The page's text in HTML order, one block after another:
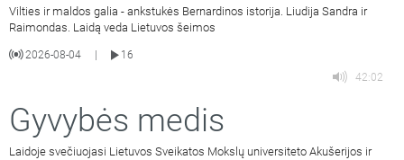
Vilties ir maldos galia - ankstukės Bernardinos istorija. Liudija Sandra ir
Raimondas. Laidą veda Lietuvos šeimos
2026-08-04
16
42:02
Gyvybės medis
Laidoje svečiuojasi Lietuvos Sveikatos Mokslų universiteto Akušerijos ir